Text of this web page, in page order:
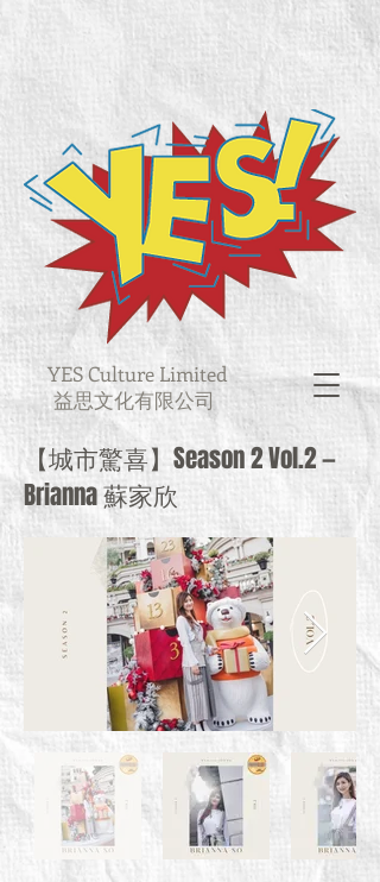
YES Culture Limited
益思文化有限公司
【城市驚喜】Season 2 Vol.2 —
Brianna 蘇家欣